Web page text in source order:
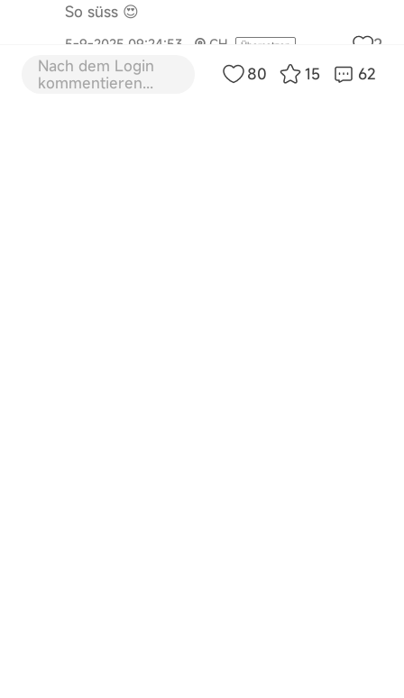
So süss 😍
5-9-2025 09:24:53 CH Übersetzen 2
SI395593
Nach dem Login
kommentieren...
80 15 62